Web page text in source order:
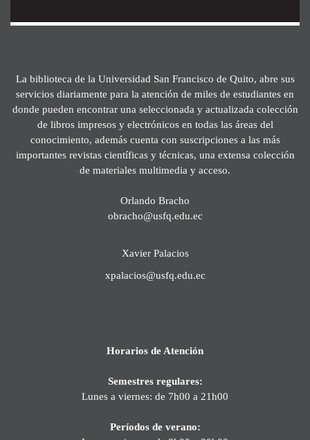
La biblioteca de la Universidad San Francisco de Quito, abre sus
servicios diariamente para la atención de miles de estudiantes en
donde pueden encontrar una seleccionada y actualizada colección
de libros impresos y electrónicos en todas las áreas del
conocimiento, además cuenta con suscripciones a las más
importantes revistas científicas y técnicas, una extensa colección
de materiales multimedia y acceso.
Orlando Bracho
obracho@usfq.edu.ec
Xavier Palacios
xpalacios@usfq.edu.ec
Horarios de Atención
Semestres regulares:
Lunes a viernes: de 7h00 a 21h00
Períodos de verano: